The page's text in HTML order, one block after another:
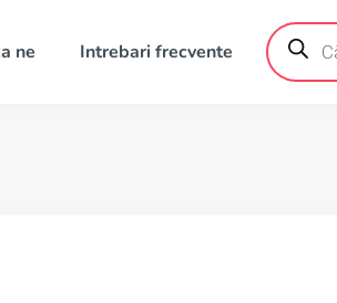
ne Intrebari frecvente
Products
search